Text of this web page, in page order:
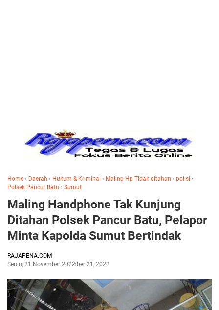
Home › Daerah › Hukum & Kriminal › Maling Hp Tidak ditahan › polisi ›
Polsek Pancur Batu › Sumut
Maling Handphone Tak Kunjung
Ditahan Polsek Pancur Batu, Pelapor
Minta Kapolda Sumut Bertindak
RAJAPENA.COM
Senin, 21 November 2022November 21, 2022